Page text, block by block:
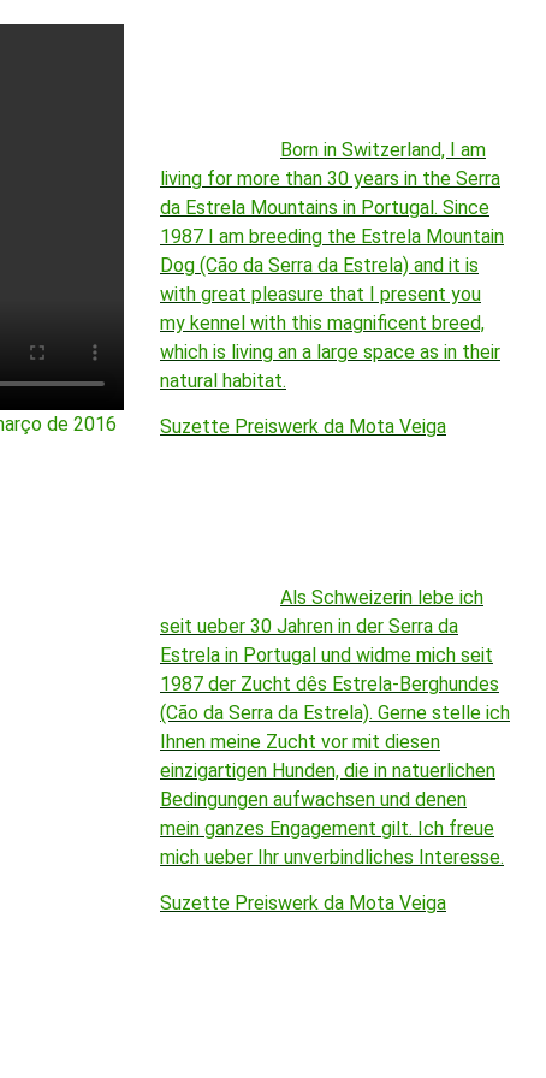
de 2016
Born in Switzerland, I am
living for more than 30 years in the Serra
da Estrela Mountains in Portugal. Since
1987 I am breeding the Estrela Mountain
Dog (Cão da Serra da Estrela) and it is
with great pleasure that I present you
my kennel with this magnificent breed,
which is living an a large space as in their
natural habitat.
Suzette Preiswerk da Mota Veiga
Als Schweizerin lebe ich
seit ueber 30 Jahren in der Serra da
Estrela in Portugal und widme mich seit
1987 der Zucht dês Estrela-Berghundes
(Cão da Serra da Estrela). Gerne stelle ich
Ihnen meine Zucht vor mit diesen
einzigartigen Hunden, die in natuerlichen
Bedingungen aufwachsen und denen
mein ganzes Engagement gilt. Ich freue
mich ueber Ihr unverbindliches Interesse.
Suzette Preiswerk da Mota Veiga